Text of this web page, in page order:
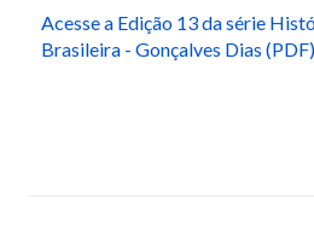
Acesse a Edição 13 da série
Brasileira - Gonçalves Dias (PDF)